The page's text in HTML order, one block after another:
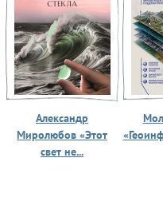
Александр
Миролюбов «Этот
свет не...